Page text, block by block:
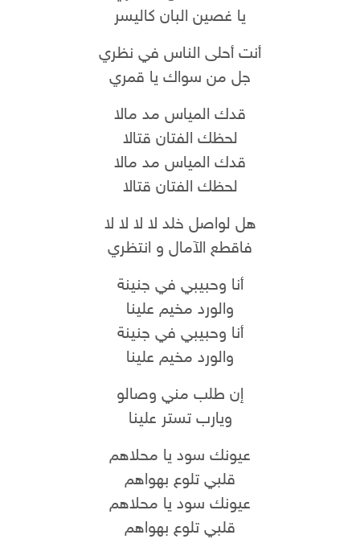
يا غصين البان كاليسر
أنت أحلى الناس في نظري
جل من سواك يا قمري
قدك المياس مد مالا
لحظك الفتان قتالا
قدك المياس مد مالا
لحظك الفتان قتالا
هل لواصل خلد لا لا لا لا
فاقطع الآمال و انتظري
أنا وحبيبي في جنينة
والورد مخيم علينا
أنا وحبيبي في جنينة
والورد مخيم علينا
إن طلب مني وصالو
ويارب تستر علينا
عيونك سود يا محلاهم
قلبي تلوع بهواهم
عيونك سود يا محلاهم
قلبي تلوع بهواهم